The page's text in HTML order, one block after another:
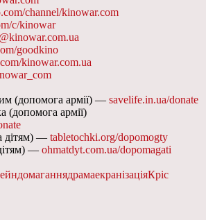
channel/kinowar.com
c/kinowar
goodkino
kinowar.com.ua
(допомога армії) — savelife.in.ua/donate
(допомога армії)
дітям) — tabletochki.org/dopomogty
— ohmatdyt.com.ua/dopomagati
домаганнядрамаекранізаціяКріс